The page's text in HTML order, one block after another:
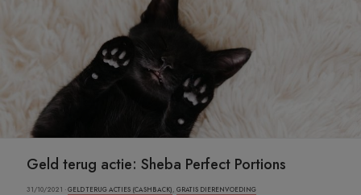
Geld terug actie: Sheba Perfect Portions
31/10/2021 ·GELD TERUG ACTIES (CASHBACK), GRATIS DIERENVOEDING